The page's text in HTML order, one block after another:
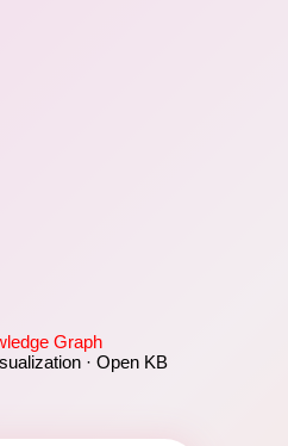
Graph
· Open KB